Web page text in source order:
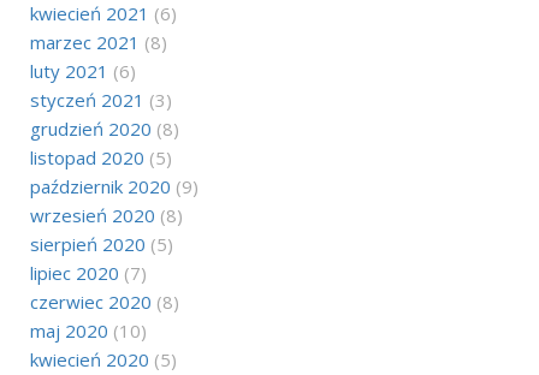
kwiecień 2021 (6)
marzec 2021 (8)
luty 2021 (6)
styczeń 2021 (3)
grudzień 2020 (8)
listopad 2020 (5)
październik 2020 (9)
wrzesień 2020 (8)
sierpień 2020 (5)
lipiec 2020 (7)
czerwiec 2020 (8)
maj 2020 (10)
kwiecień 2020 (5)